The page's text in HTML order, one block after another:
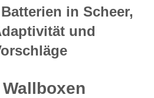
in Scheer,
und